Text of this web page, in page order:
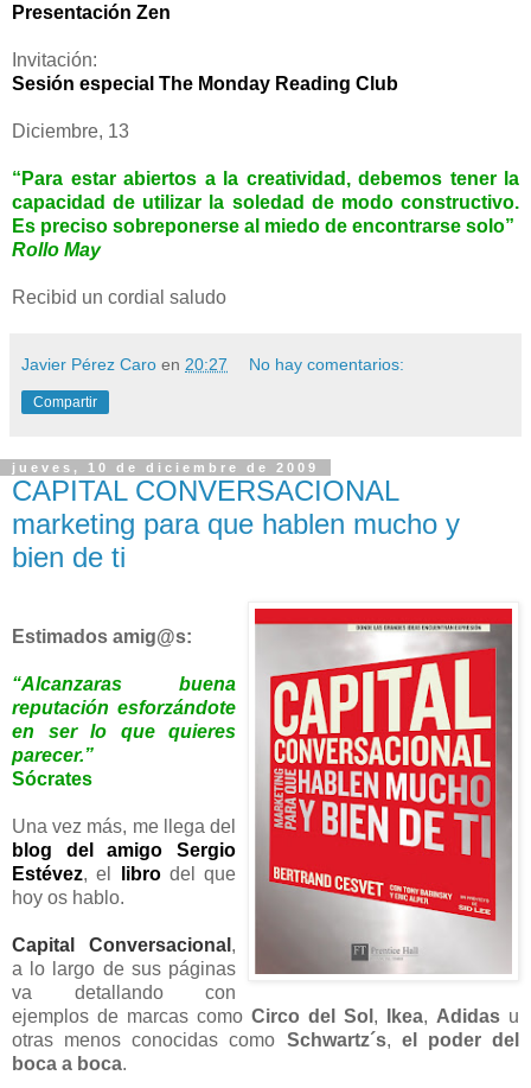
Presentación Zen
Invitación:
Sesión especial The Monday Reading Club
Diciembre, 13
“Para estar abiertos a la creatividad, debemos tener la
capacidad de utilizar la soledad de modo constructivo.
Es preciso sobreponerse al miedo de encontrarse solo”
Rollo May
Recibid un cordial saludo
Javier Pérez Caro en 20:27 No hay comentarios:
Compartir
jueves, 10 de diciembre de 2009
CAPITAL CONVERSACIONAL
marketing para que hablen mucho y
bien de ti
Estimados amig@s:
“Alcanzaras buena
reputación esforzándote
en ser lo que quieres
parecer.”
Sócrates
Una vez más, me llega del
blog del amigo Sergio
Estévez, el librodel que
hoy os hablo.
Capital Conversacional ,
a lo largo de sus páginas
va detallando con
ejemplos de marcas como Circo del Sol , Ikea, Adidas u
otras menos conocidas como Schwartz´s, el poder del
boca a boca.